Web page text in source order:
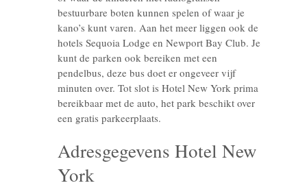
bestuurbare boten kunnen spelen of waar je
kano’s kunt varen. Aan het meer liggen ook de
hotels Sequoia Lodge en Newport Bay Club. Je
kunt de parken ook bereiken met een
pendelbus, deze bus doet er ongeveer vijf
minuten over. Tot slot is Hotel New York prima
bereikbaar met de auto, het park beschikt over
een gratis parkeerplaats.
Adresgegevens Hotel New
York